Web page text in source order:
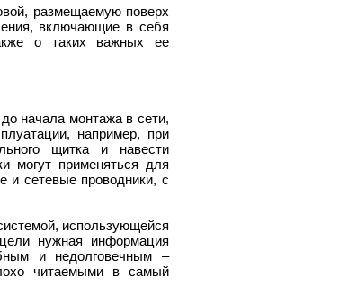
размещаемую поверх
включающие в себя
о таких важных ее
начала монтажа в сети,
например, при
щитка и навести
могут применяться для
и сетевые проводники, с
использующейся
нужная информация
и недолговечным –
читаемыми в самый